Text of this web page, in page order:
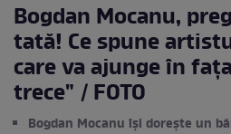
Bogdan Mocanu,
tată! Ce spune
care va ajunge în
trece" / FOTO
Bogdan Mocanu își dorește un